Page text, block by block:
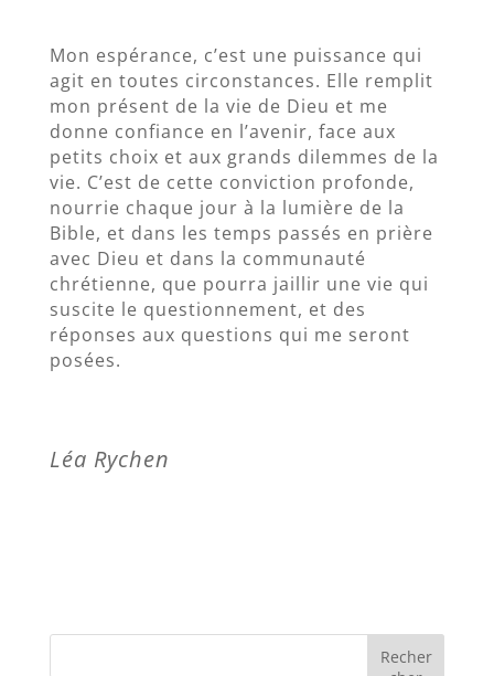
Mon espérance, c’est une puissance qui
agit en toutes circonstances. Elle remplit
mon présent de la vie de Dieu et me
donne confiance en l’avenir, face aux
petits choix et aux grands dilemmes de la
vie. C’est de cette conviction profonde,
nourrie chaque jour à la lumière de la
Bible, et dans les temps passés en prière
avec Dieu et dans la communauté
chrétienne, que pourra jaillir une vie qui
suscite le questionnement, et des
réponses aux questions qui me seront
posées.
Léa Rychen
Recher